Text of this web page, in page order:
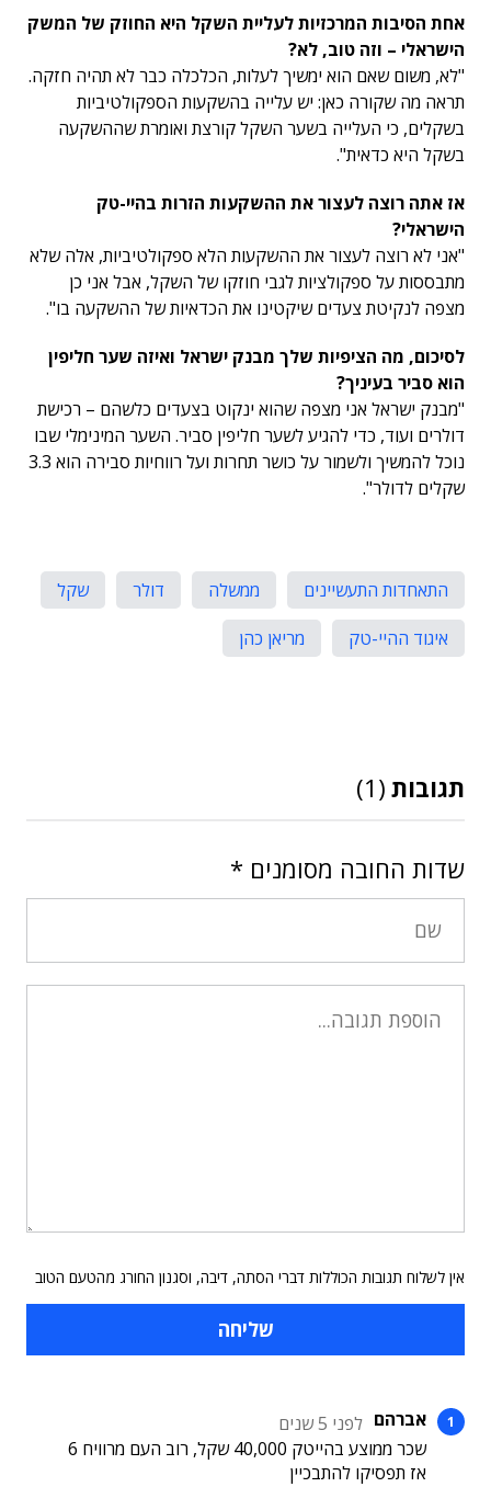
אחת הסיבות המרכזיות לעליית השקל היא החוזק של המשק
הישראלי – וזה טוב, לא?
"לא, משום שאם הוא ימשיך לעלות, הכלכלה כבר לא תהיה חזקה.
תראה מה שקורה כאן: יש עלייה בהשקעות הספקולטיביות
בשקלים, כי העלייה בשער השקל קורצת ואומרת שההשקעה
בשקל היא כדאית".
אז אתה רוצה לעצור את ההשקעות הזרות בהיי-טק
הישראלי?
"אני לא רוצה לעצור את ההשקעות הלא ספקולטיביות, אלה שלא
מתבססות על ספקולציות לגבי חוזקו של השקל, אבל אני כן
מצפה לנקיטת צעדים שיקטינו את הכדאיות של ההשקעה בו".
לסיכום, מה הציפיות שלך מבנק ישראל ואיזה שער חליפין
הוא סביר בעיניך?
"מבנק ישראל אני מצפה שהוא ינקוט בצעדים כלשהם – רכישת
דולרים ועוד, כדי להגיע לשער חליפין סביר. השער המינימלי שבו
נוכל להמשיך ולשמור על כושר תחרות ועל רווחיות סבירה הוא 3.3
שקלים לדולר".
התאחדות התעשיינים ממשלה דולר
שקל
איגוד ההיי-טק
מריאן כהן
תגובות (1)
שדות החובה מסומנים *
אין לשלוח תגובות הכוללות דברי הסתה, דיבה, וסגנון החורג מהטעם הטוב
אברהם לפני 5 שנים
שכר ממוצע בהייטק 40,000 שקל, רוב העם מרוויח 6
אז תפסיקו להתבכיין